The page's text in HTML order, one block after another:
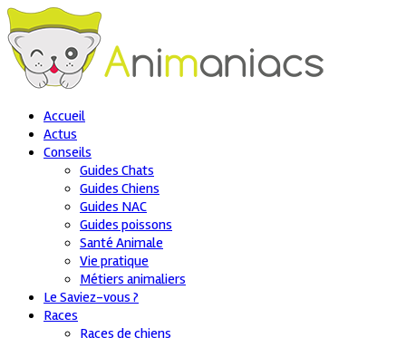
Accueil
Actus
Conseils
Guides Chats
Guides Chiens
Guides NAC
Guides poissons
Santé Animale
Vie pratique
Métiers animaliers
Le Saviez-vous ?
Races
Races de chiens